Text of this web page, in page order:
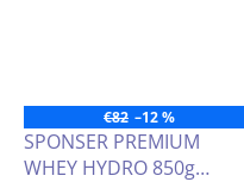
€82 –12 %
SPONSER PREMIUM
WHEY HYDRO 850g